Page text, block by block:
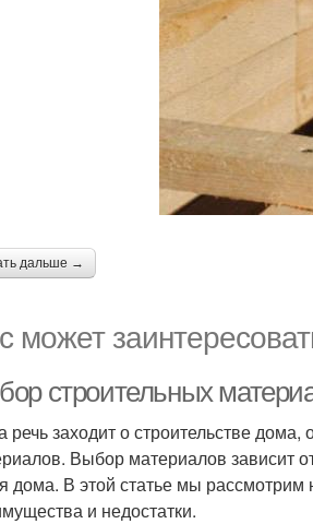
дальше →
может
строительных
речь заходит о строительстве
Выбор материалов зависит
дома. В этой статье мы
и недостатки.